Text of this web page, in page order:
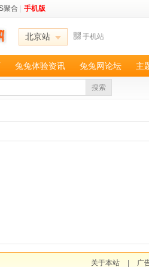
聚合 手机版
北京站 手机站
兔兔体验资讯 兔兔网论坛 主
搜索
关于本站 广